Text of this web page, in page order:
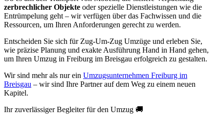
zerbrechlicher Objekte oder spezielle Dienstleistungen wie die
Entrümpelung geht – wir verfügen über das Fachwissen und die
Ressourcen, um Ihren Anforderungen gerecht zu werden.
Entscheiden Sie sich für Zug-Um-Zug Umzüge und erleben Sie,
wie präzise Planung und exakte Ausführung Hand in Hand gehen,
um Ihren Umzug in Freiburg im Breisgau erfolgreich zu gestalten.
Wir sind mehr als nur ein Umzugsunternehmen Freiburg im
Breisgau – wir sind Ihre Partner auf dem Weg zu einem neuen
Kapitel.
Ihr zuverlässiger Begleiter für den Umzug 🚚